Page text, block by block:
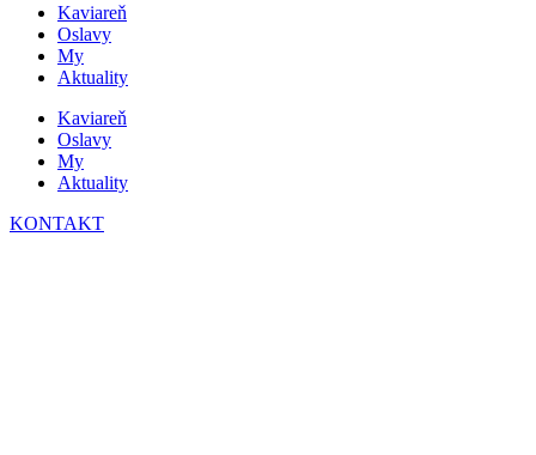
Kaviareň
Oslavy
My
Aktuality
Kaviareň
Oslavy
My
Aktuality
KONTAKT